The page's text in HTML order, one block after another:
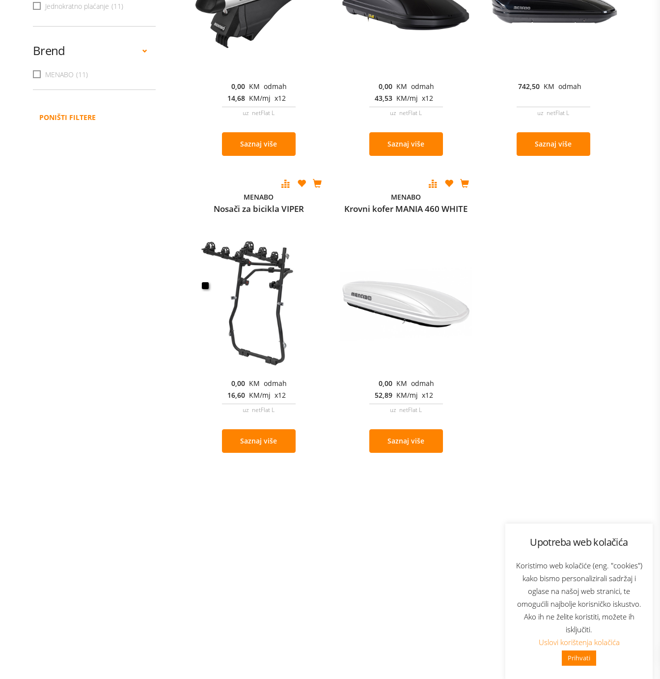
Upotreba web kolačića
Koristimo web kolačiće (eng. "cookies")
kako bismo personalizirali sadržaj i
oglase na našoj web stranici, te
omogućili najbolje korisničko iskustvo.
Ako ih ne želite koristiti, možete ih
isključiti.
Uslovi korištenja kolačića
Prihvati
👋 Zdravo, kako mogu pomoći?
Jednokratno plaćanje (11)
Brend
MENABO (11)
PONIŠTI FILTERE
0,00 KM odmah
14,68 KM/mj x12
uz netFlat L
Saznaj više
0,00 KM odmah
43,53 KM/mj x12
uz netFlat L
Saznaj više
742,50 KM odmah
uz netFlat L
Saznaj više
MENABO
Nosači za bicikla VIPER
0,00 KM odmah
16,60 KM/mj x12
uz netFlat L
Saznaj više
MENABO
Krovni kofer MANIA 460 WHITE
0,00 KM odmah
52,89 KM/mj x12
uz netFlat L
Saznaj više
Bonus plus
Prijava za newsletter